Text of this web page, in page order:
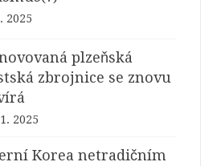
2025
plzeňská
zbrojnice se znovu
2025
Korea netradičním